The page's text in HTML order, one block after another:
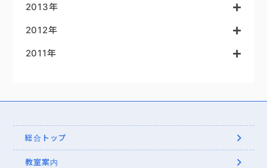
2013年
2012年
2011年
総合トップ
教室案内